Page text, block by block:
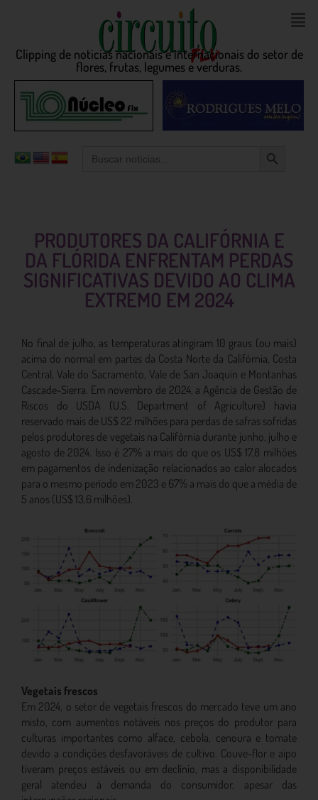
Clipping de noticias nacionais e internacionais do setor de
flores, frutas, legumes e verduras.
for:
PRODUTORES DA CALIFÓRNIA E
DA FLÓRIDA ENFRENTAM PERDAS
SIGNIFICATIVAS DEVIDO AO CLIMA
EXTREMO EM 2024
No final de julho, as temperaturas atingiram 10 graus (ou mais)
acima do normal em partes da Costa Norte da Califórnia, Costa
Central, Vale do Sacramento, Vale de San Joaquin e Montanhas
Cascade-Sierra. Em novembro de 2024, a Agência de Gestão de
Riscos do USDA (U.S. Department of Agriculture) havia
reservado mais de US$ 22 milhões para perdas de safras sofridas
pelos produtores de vegetais na Califórnia durante junho, julho e
agosto de 2024. Isso é 27% a mais do que os US$ 17,8 milhões
em pagamentos de indenização relacionados ao calor alocados
para o mesmo período em 2023 e 67% a mais do que a média de
5 anos (US$ 13,6 milhões).
Vegetais frescos
Em 2024, o setor de vegetais frescos do mercado teve um ano
misto, com aumentos notáveis ​​nos preços do produtor para
culturas importantes como alface, cebola, cenoura e tomate
devido a condições desfavoráveis ​​de cultivo. Couve-flor e aipo
tiveram preços estáveis ​​ou em declínio, mas a disponibilidade
geral atendeu à demanda do consumidor, apesar das